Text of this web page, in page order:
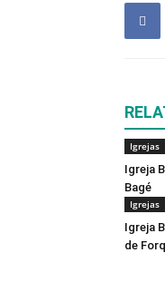
Igrejas
Igreja
Bagé
Igrejas
Igreja
de